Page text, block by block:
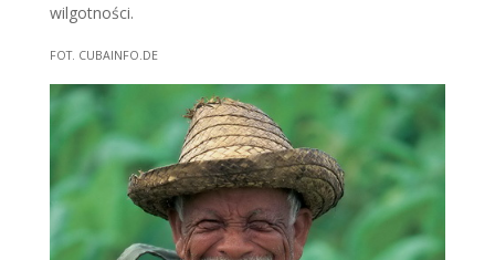
wilgotności.
FOT. CUBAINFO.DE